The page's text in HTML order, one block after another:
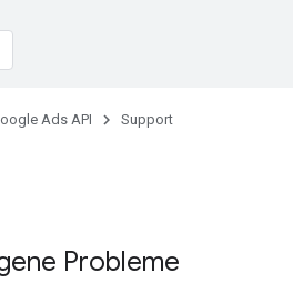
Ads API Support
Probleme